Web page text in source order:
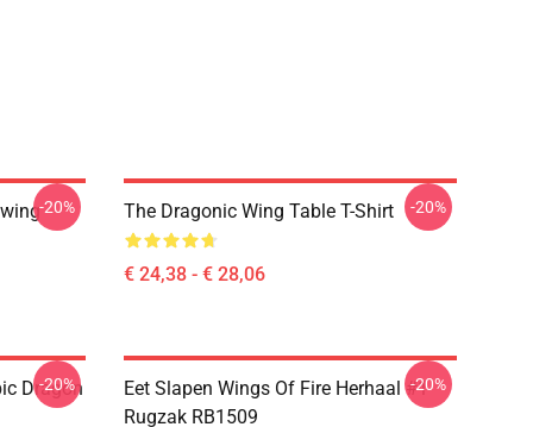
-20% The Dragonic Wing Table T-Shirt
€ 24,38 - € 28,06
-20%
Dragon
-20%
Eet Slapen Wings Of Fire Herhaal #1
Rugzak RB1509
-20%